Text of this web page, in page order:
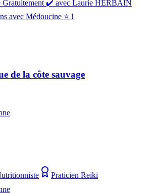
Gratuitement ✔️ avec Laurie HERBAIN
avec Médoucine ⭐ !
de la côte sauvage
Praticien Reiki